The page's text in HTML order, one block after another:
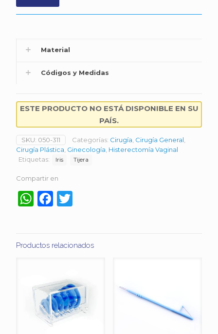
Material
Códigos y Medidas
ESTE PRODUCTO NO ESTÁ DISPONIBLE EN SU
PAÍS.
SKU: 050-311 Categorías: Cirugía Cirugía General
Cirugía Plástica Ginecología Histerectomía Vaginal
Etiquetas:
Iris Tijera
Compartir en
WhatsApp
Facebook
Productos relacionados